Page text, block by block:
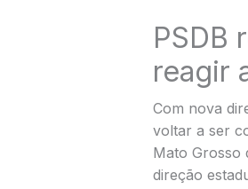
PSDB
reagir
Com nova
voltar a ser
Mato Grosso
direção